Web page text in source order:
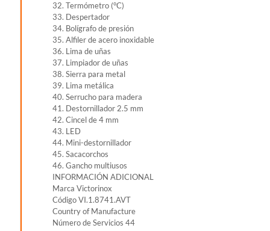
32. Termómetro (°C)
33. Despertador
34. Bolígrafo de presión
35. Alfiler de acero inoxidable
36. Lima de uñas
37. Limpiador de uñas
38. Sierra para metal
39. Lima metálica
40. Serrucho para madera
41. Destornillador 2.5 mm
42. Cincel de 4 mm
43. LED
44. Mini-destornillador
45. Sacacorchos
46. Gancho multiusos
INFORMACIÓN ADICIONAL
Marca Victorinox
Código VI.1.8741.AVT
Country of Manufacture
Número de Servicios 44